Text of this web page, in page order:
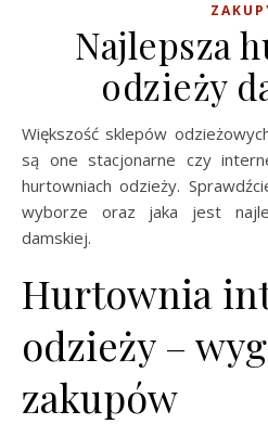
Najlepsza
odzieży
Większość sklepów odzieżowych, niezależnie od tego czy
są one stacjonarne czy
hurtowniach odzieży.
wyborze oraz jaka jest
damskiej.
Hurtownia
odzieży –
zakupów